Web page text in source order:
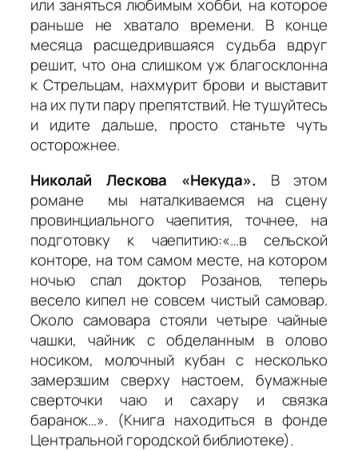
или заняться любимым хобби, на которое
раньше не хватало времени. В конце
месяца расщедрившаяся судьба вдруг
решит, что она слишком уж благосклонна
к Стрельцам, нахмурит брови и выставит
на их пути пару препятствий. Не тушуйтесь
и идите дальше, просто станьте чуть
осторожнее.
Николай Лескова «Некуда». В этом
романе мы наталкиваемся на сцену
провинциального чаепития, точнее, на
подготовку к чаепитию:«…в сельской
конторе, на том самом месте, на котором
ночью спал доктор Розанов, теперь
весело кипел не совсем чистый самовар.
Около самовара стояли четыре чайные
чашки, чайник с обделанным в олово
носиком, молочный кубан с несколько
замерзшим сверху настоем, бумажные
сверточки чаю и сахару и связка
баранок…». (Книга находиться в фонде
Центральной городской библиотеке).